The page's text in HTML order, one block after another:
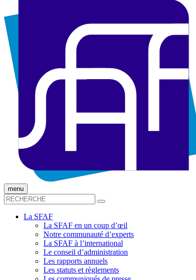
menu
La SFAF
La SFAF en un coup d’œil
Notre communauté d’experts
La SFAF à l’international
Le conseil d’administration
Les rapports annuels
Les statuts et règlements